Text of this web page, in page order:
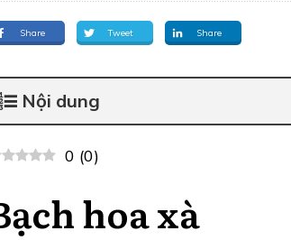
Share Tweet Share
Nội dung
0 (0)
hoa xà